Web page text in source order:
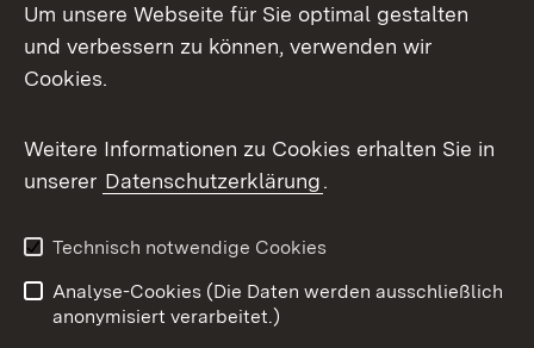
Mastodon
Messenger
Social Wall
X / Twitter
Youtube
Um unsere Webseite für Sie optimal gestalten
und verbessern zu können, verwenden wir
Cookies.
Weitere Informationen zu Cookies erhalten Sie in
unserer Datenschutzerklärung.
Technisch notwendige Cookies
Analyse-Cookies (Die Daten werden ausschließlich
anonymisiert verarbeitet.)